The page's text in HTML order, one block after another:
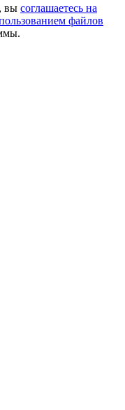
вы соглашаетесь на
файлов